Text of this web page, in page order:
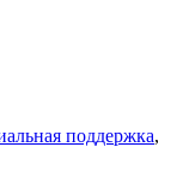
поддержка,